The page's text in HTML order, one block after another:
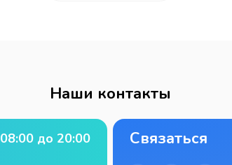
Наши контакты
08:00 до 20:00 Связаться